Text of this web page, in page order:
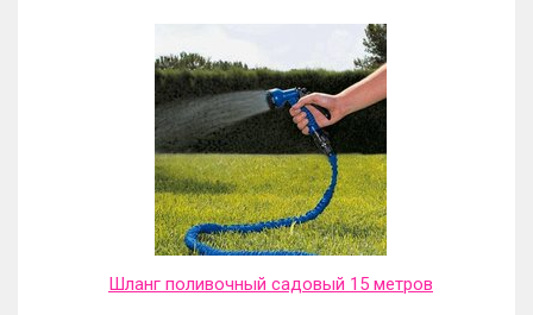
Шланг поливочный садовый 15 метров